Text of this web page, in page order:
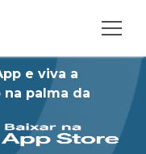
e viva a
palma da